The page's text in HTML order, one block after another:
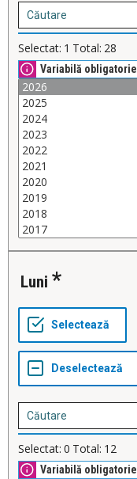
Selectat: 1 Total: 28
Variabilă obligatorie
Luni
Selectat: 0 Total: 12
Variabilă obligatorie